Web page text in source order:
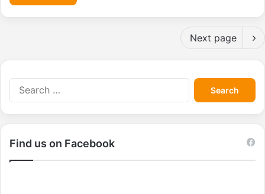
Next page
S
e
a
r
Find us on Facebook